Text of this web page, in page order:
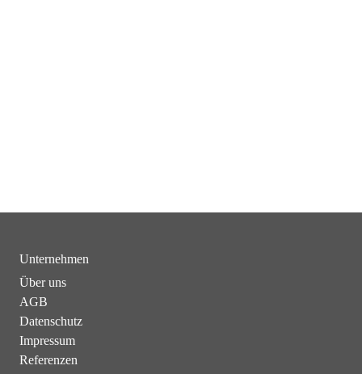
Unternehmen
Über uns
AGB
Datenschutz
Impressum
Referenzen